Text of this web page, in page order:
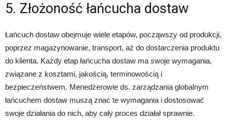
5. Złożoność łańcucha dostaw
Łańcuch dostaw obejmuje wiele etapów, począwszy od produkcji,
poprzez magazynowanie, transport, aż do dostarczenia produktu
do klienta. Każdy etap łańcucha dostaw ma swoje wymagania,
związane z kosztami, jakością, terminowością i
bezpieczeństwem. Menedżerowie ds. zarządzania globalnym
łańcuchem dostaw muszą znać te wymagania i dostosować
swoje działania do nich, aby cały proces działał sprawnie.